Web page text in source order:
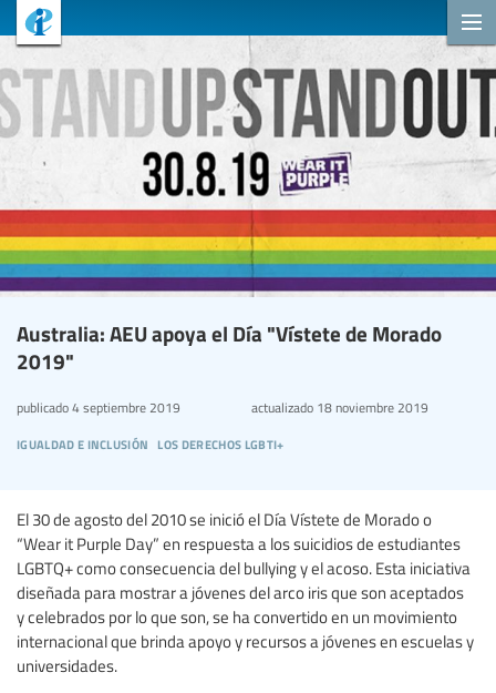
Australia: AEU apoya el Día "Vístete de Morado
2019"
igualdad e inclusión los derechos lgbti+
publicado4 septiembre 2019 actualizado18 noviembre 2019
El 30 de agosto del 2010 se inició el Día Vístete de Morado o
“Wear it Purple Day” en respuesta a los suicidios de estudiantes
LGBTQ+ como consecuencia del bullying y el acoso. Esta iniciativa
diseñada para mostrar a jóvenes del arco iris que son aceptados
y celebrados por lo que son, se ha convertido en un movimiento
internacional que brinda apoyo y recursos a jóvenes en escuelas y
universidades.